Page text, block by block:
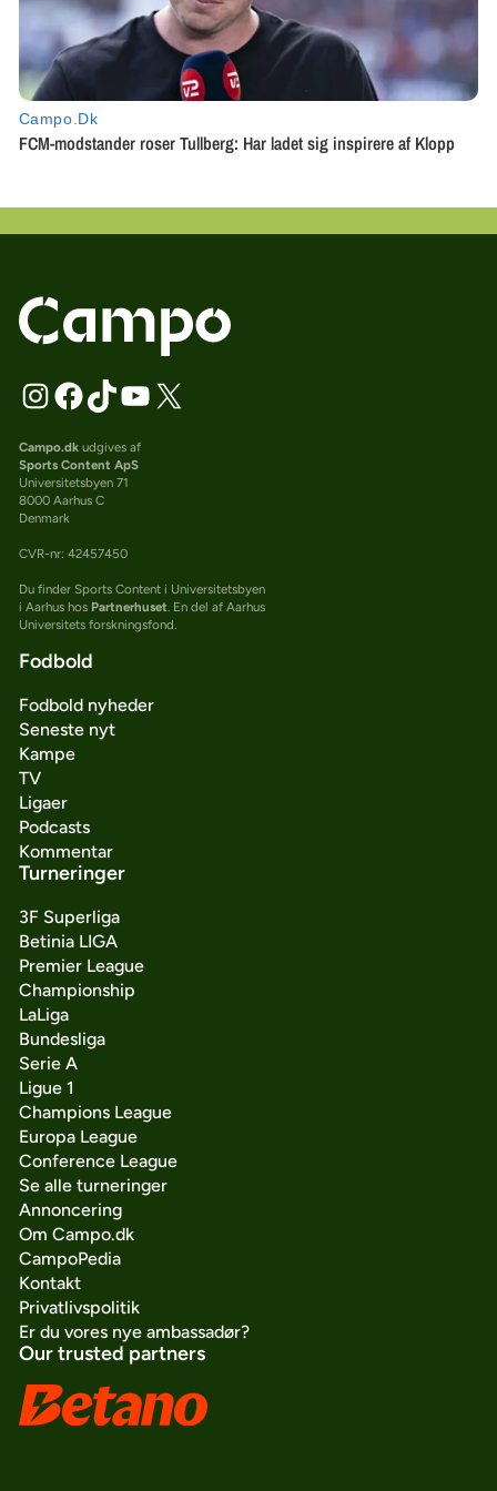
Campo.dkudgives af
Sports Content ApS
Universitetsbyen 71
8000 Aarhus C
Denmark
CVR-nr: 42457450
Du finder Sports Content i Universitetsbyen
i Aarhus hos Partnerhuset. En del af Aarhus
Universitets forskningsfond.
Fodbold
Fodbold nyheder
Seneste nyt
Kampe
TV
Ligaer
Podcasts
Kommentar
Turneringer
3F Superliga
Betinia LIGA
Premier League
Championship
LaLiga
Bundesliga
Serie A
Ligue 1
Champions League
Europa League
Conference League
Se alle turneringer
Annoncering
Om Campo.dk
CampoPedia
Kontakt
Privatlivspolitik
Er du vores nye ambassadør?
Our trusted partners